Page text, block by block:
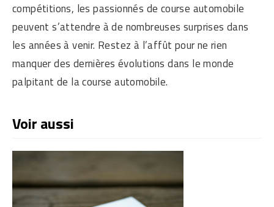
compétitions, les passionnés de course automobile
peuvent s’attendre à de nombreuses surprises dans
les années à venir. Restez à l’affût pour ne rien
manquer des dernières évolutions dans le monde
palpitant de la course automobile.
Voir aussi